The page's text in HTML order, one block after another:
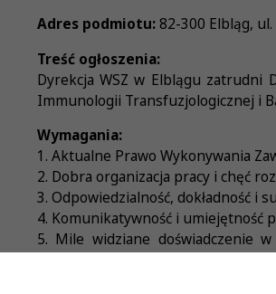
Adres podmiotu:82-300 Elbląg, ul.
Treść ogłoszenia:
Dyrekcja WSZ w Elblągu zatrudni
Immunologii Transfuzjologicznej i
Wymagania:
1. Aktualne Prawo Wykonywania
2. Dobra organizacja pracy i chęć
3. Odpowiedzialność, dokładność i
4. Komunikatywność i umiejętność
5. Mile widziane doświadczenie